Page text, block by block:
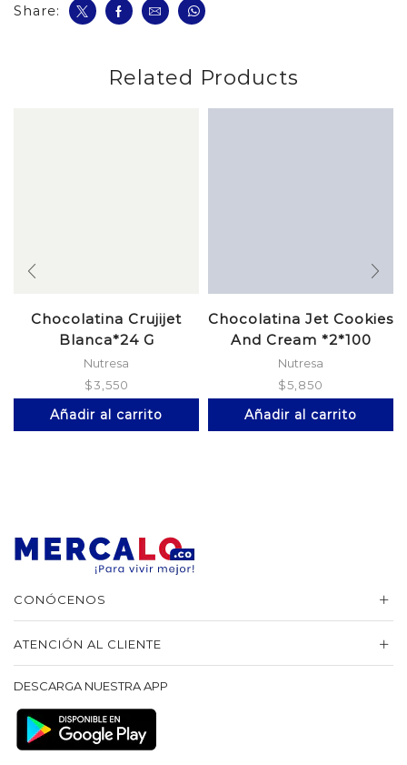
Share:
Related Products
Chocolatina Crujijet
Blanca*24 G
Nutresa
$3,550
Añadir al carrito
Chocolatina Jet Cookies
And Cream *2*100
Nutresa
$5,850
Añadir al carrito
CONÓCENOS
ATENCIÓN AL CLIENTE
DESCARGA NUESTRA APP